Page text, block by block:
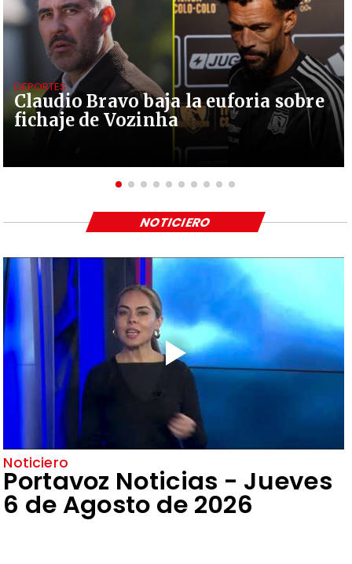
Claudio Bravo baja la euforia sobre
fichaje de Vozinha
DEPORTES
Noticiero
Portavoz Noticias - Jueves
6 de Agosto de 2026
NOTICIERO